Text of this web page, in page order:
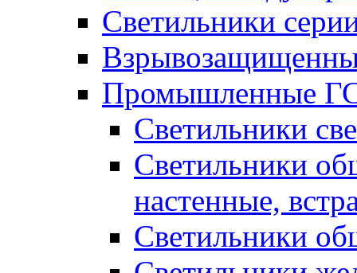
Светильники
Промышленные
Светильники
Светильники
настенные,
Светильники